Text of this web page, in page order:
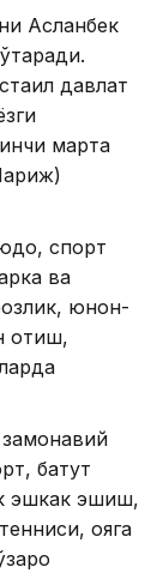
Асланбек
давлат
марта
спорт
ва
юнон-
отиш,
батут
эшкак эшиш,
қояга